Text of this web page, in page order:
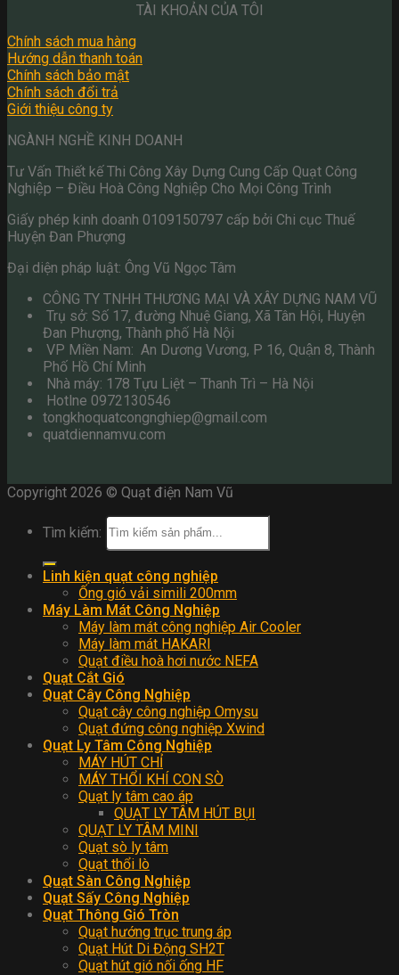
TÀI KHOẢN CỦA TÔI
Chính sách mua hàng
Hướng dẫn thanh toán
Chính sách bảo mật
Chính sách đổi trả
Giới thiệu công ty
NGÀNH NGHỀ KINH DOANH
Tư Vấn Thiết kế Thi Công Xây Dựng Cung Cấp Quạt Công
Nghiệp – Điều Hoà Công Nghiệp Cho Mọi Công Trình
Giấy phép kinh doanh 0109150797 cấp bởi Chi cục Thuế
Huyện Đan Phượng
Đại diện pháp luật: Ông Vũ Ngọc Tâm
CÔNG TY TNHH THƯƠNG MẠI VÀ XÂY DỰNG NAM VŨ
Trụ sở: Số 17, đường Nhuệ Giang, Xã Tân Hội, Huyện
Đan Phượng, Thành phố Hà Nội
VP Miền Nam: An Dương Vương, P 16, Quận 8, Thành
Phố Hồ Chí Minh
Nhà máy: 178 Tựu Liệt – Thanh Trì – Hà Nội
Hotlne 0972130546
tongkhoquatcongnghiep@gmail.com
quatdiennamvu.com
Copyright 2026 © Quạt điện Nam Vũ
Tìm kiếm:
Linh kiện quạt công nghiệp
Ống gió vải simili 200mm
Máy Làm Mát Công Nghiệp
Máy làm mát công nghiệp Air Cooler
Máy làm mát HAKARI
Quạt điều hoà hơi nước NEFA
Quạt Cắt Gió
Quạt Cây Công Nghiệp
Quạt cây công nghiệp Omysu
Quạt đứng công nghiệp Xwind
Quạt Ly Tâm Công Nghiệp
MÁY HÚT CHỈ
MÁY THỔI KHÍ CON SÒ
Quạt ly tâm cao áp
QUẠT LY TÂM HÚT BỤI
QUẠT LY TÂM MINI
Quạt sò ly tâm
Quạt thổi lò
Quạt Sàn Công Nghiệp
Quạt Sấy Công Nghiệp
Quạt Thông Gió Tròn
Quạt hướng trục trung áp
Quạt Hút Di Động SH2T
Quạt hút gió nối ống HF